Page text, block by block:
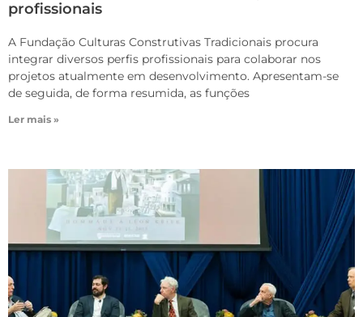
profissionais
A Fundação Culturas Construtivas Tradicionais procura
integrar diversos perfis profissionais para colaborar nos
projetos atualmente em desenvolvimento. Apresentam-se
de seguida, de forma resumida, as funções
Ler mais »